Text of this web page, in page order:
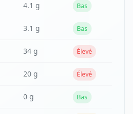
4.1 g Bas
3.1 g Bas
34 g Élevé
20 g Élevé
0 g Bas